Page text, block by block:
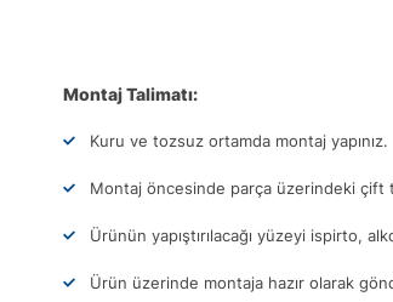
Montaj Talimatı:
Kuru ve tozsuz ortamda montaj yapınız.
Montaj öncesinde parça üzerindeki çift
Ürünün yapıştırılacağı yüzeyi ispirto,
Ürün üzerinde montaja hazır olarak